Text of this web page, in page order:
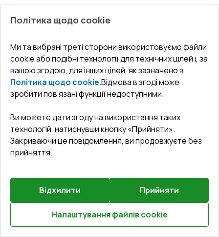
Розрахуй онлайн
Ущільнення: 2Рівні
Склопакет
€933.61
€634.86
Детальніше / Змінити
Комплектація
Без ручки
E
0.39
Політика щодо cookie
Ми та вибрані треті сторони використовуємо файли
cookie або подібні технології для технічних цілей і, за
вашою згодою, для інших цілей, як зазначено в
Політика щодо cookie.Відмова в згоді може
зробити пов’язані функції недоступними.
Ви можете дати згоду на використання таких
технологій, натиснувши кнопку «Прийняти».
Закриваючи це повідомлення, ви продовжуєте без
прийняття.
Відхилити Прийняти
Налаштування файлів cookie